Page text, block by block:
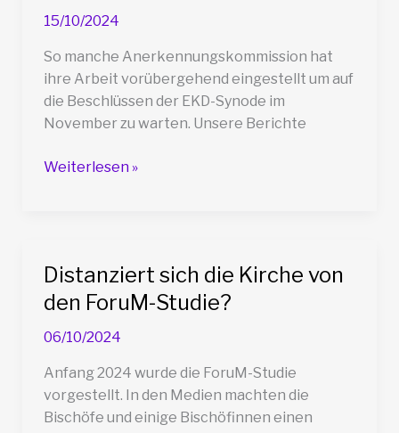
15/10/2024
So manche Anerkennungskommission hat
ihre Arbeit vorübergehend eingestellt um auf
die Beschlüssen der EKD-Synode im
November zu warten. Unsere Berichte
Noch
Was
wissen
und
BeFo?
Weiterlesen »
Distanziert sich die Kirche von
den ForuM-Studie?
06/10/2024
Anfang 2024 wurde die ForuM-Studie
vorgestellt. In den Medien machten die
Bischöfe und einige Bischöfinnen einen